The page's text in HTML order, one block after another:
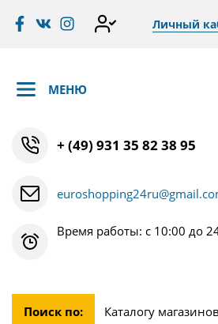
Личный
МЕНЮ
+ (49) 931 35 82 38 95
Время работы: с 10:00 до
Поиск по: Каталогу магазинов